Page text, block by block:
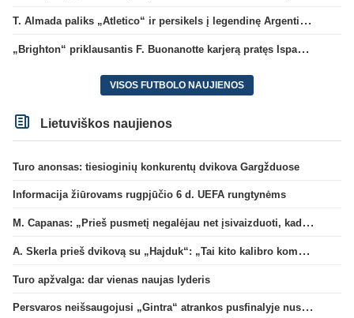
T. Almada paliks „Atletico“ ir persikels į legendinę Argentinos ekipą
„Brighton“ priklausantis F. Buonanotte karjerą pratęs Ispanijoje
VISOS FUTBOLO NAUJIENOS
Lietuviškos naujienos
Turo anonsas: tiesioginių konkurentų dvikova Gargžduose
Informacija žiūrovams rugpjūčio 6 d. UEFA rungtynėms
M. Capanas: „Prieš pusmetį negalėjau net įsivaizduoti, kad žaisime prieš „Hajduk“
A. Skerla prieš dvikovą su „Hajduk“: „Tai kito kalibro komanda“
Turo apžvalga: dar vienas naujas lyderis
Persvaros neišsaugojusi „Gintra“ atrankos pusfinalyje nusileido Škotijos čempionėms